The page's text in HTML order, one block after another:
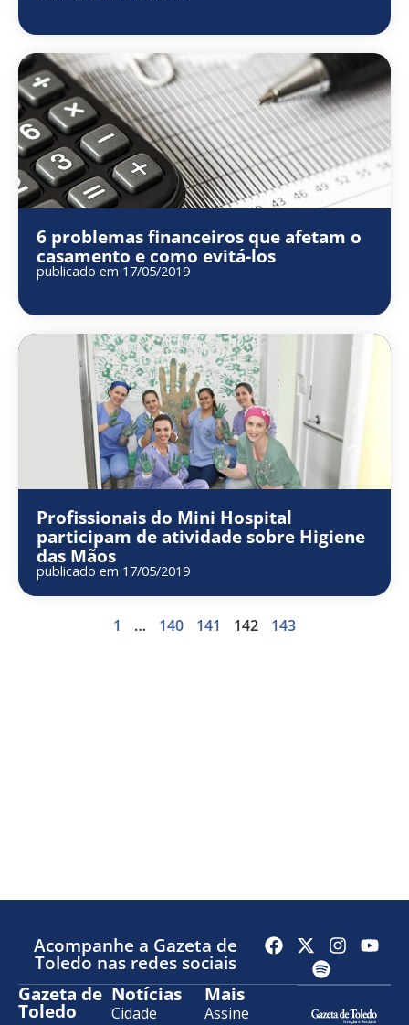
6 problemas financeiros que afetam o
casamento e como evitá-los
publicado em 17/05/2019
Profissionais do Mini Hospital
participam de atividade sobre Higiene
das Mãos
publicado em 17/05/2019
1 … 140 141 142 143
Acompanhe a Gazeta de
Toledo nas redes sociais
Gazeta de
Toledo
Notícias
Cidade
Mais
Assine